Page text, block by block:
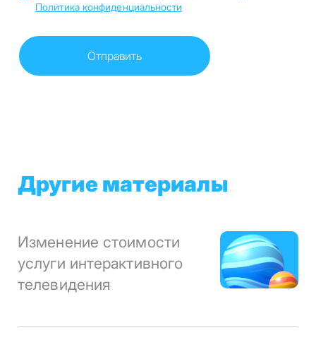
Политика конфиденциальности
Другие материалы
Изменение стоимости
услуги интерактивного
телевидения